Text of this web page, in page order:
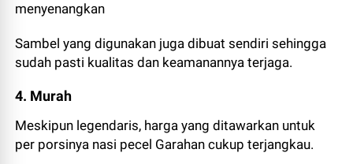
menyenangkan
Sambel yang digunakan juga dibuat sendiri sehingga
sudah pasti kualitas dan keamanannya terjaga.
4. Murah
Meskipun legendaris, harga yang ditawarkan untuk
per porsinya nasi pecel Garahan cukup terjangkau.